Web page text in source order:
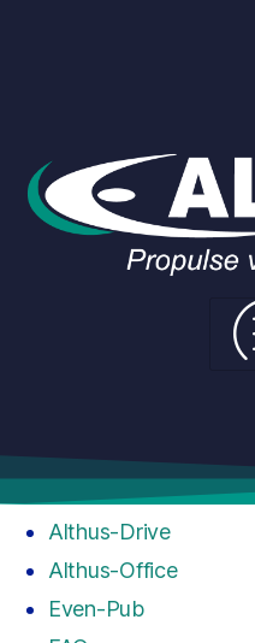
Accueil
Althus-Drive
Althus-Office
Even-Pub